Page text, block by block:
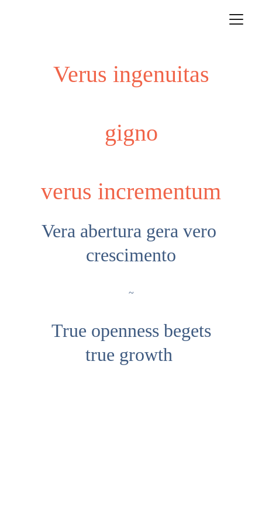
Verus ingenuitas
gigno
verus incrementum
Vera abertura gera vero
crescimento
~
true growth